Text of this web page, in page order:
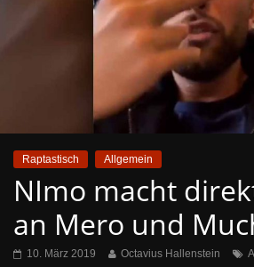
Raptastisch Allgemein
NImo macht
an Mero und
10. März 2019 Octavius Hallenstein